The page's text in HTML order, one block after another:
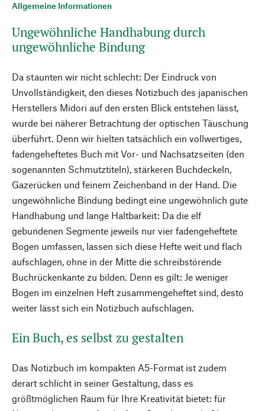
Allgemeine Informationen
Ungewöhnliche Handhabung durch
ungewöhnliche Bindung
Da staunten wir nicht schlecht: Der Eindruck von
Unvollständigkeit, den dieses Notizbuch des japanischen
Herstellers Midori auf den ersten Blick entstehen lässt,
wurde bei näherer Betrachtung der optischen Täuschung
überführt. Denn wir hielten tatsächlich ein vollwertiges,
fadengeheftetes Buch mit Vor- und Nachsatzseiten (den
sogenannten Schmutztiteln), stärkeren Buchdeckeln,
Gazerücken und feinem Zeichenband in der Hand. Die
ungewöhnliche Bindung bedingt eine ungewöhnlich gute
Handhabung und lange Haltbarkeit: Da die elf
gebundenen Segmente jeweils nur vier fadengeheftete
Bogen umfassen, lassen sich diese Hefte weit und flach
aufschlagen, ohne in der Mitte die schreibstörende
Buchrückenkante zu bilden. Denn es gilt: Je weniger
Bogen im einzelnen Heft zusammengeheftet sind, desto
weiter lässt sich ein Notizbuch aufschlagen.
Ein Buch, es selbst zu gestalten
Das Notizbuch im kompakten A5-Format ist zudem
derart schlicht in seiner Gestaltung, dass es
größtmöglichen Raum für Ihre Kreativität bietet: für